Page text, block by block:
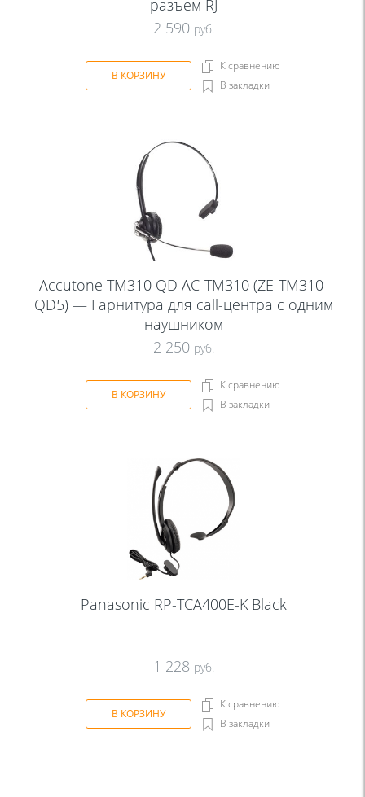
разъем RJ
2 590 руб.
В КОРЗИНУ
К сравнению
В закладки
Accutone TM310 QD AC-TM310 (ZE-TM310-
QD5) — Гарнитура для call-центра с одним
наушником
2 250 руб.
В КОРЗИНУ
К сравнению
В закладки
Panasonic RP-TCA400E-K Black
1 228 руб.
В КОРЗИНУ
К сравнению
В закладки